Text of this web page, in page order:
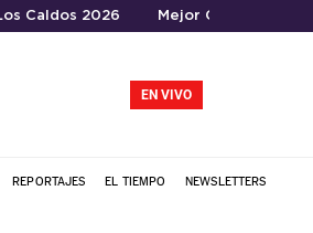
Caldos 2026 Mejor Caldo 2026
EN VIVO
REPORTAJES EL TIEMPO NEWSLETTERS